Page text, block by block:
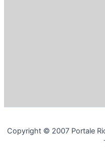
Copyright © 2007 Portale